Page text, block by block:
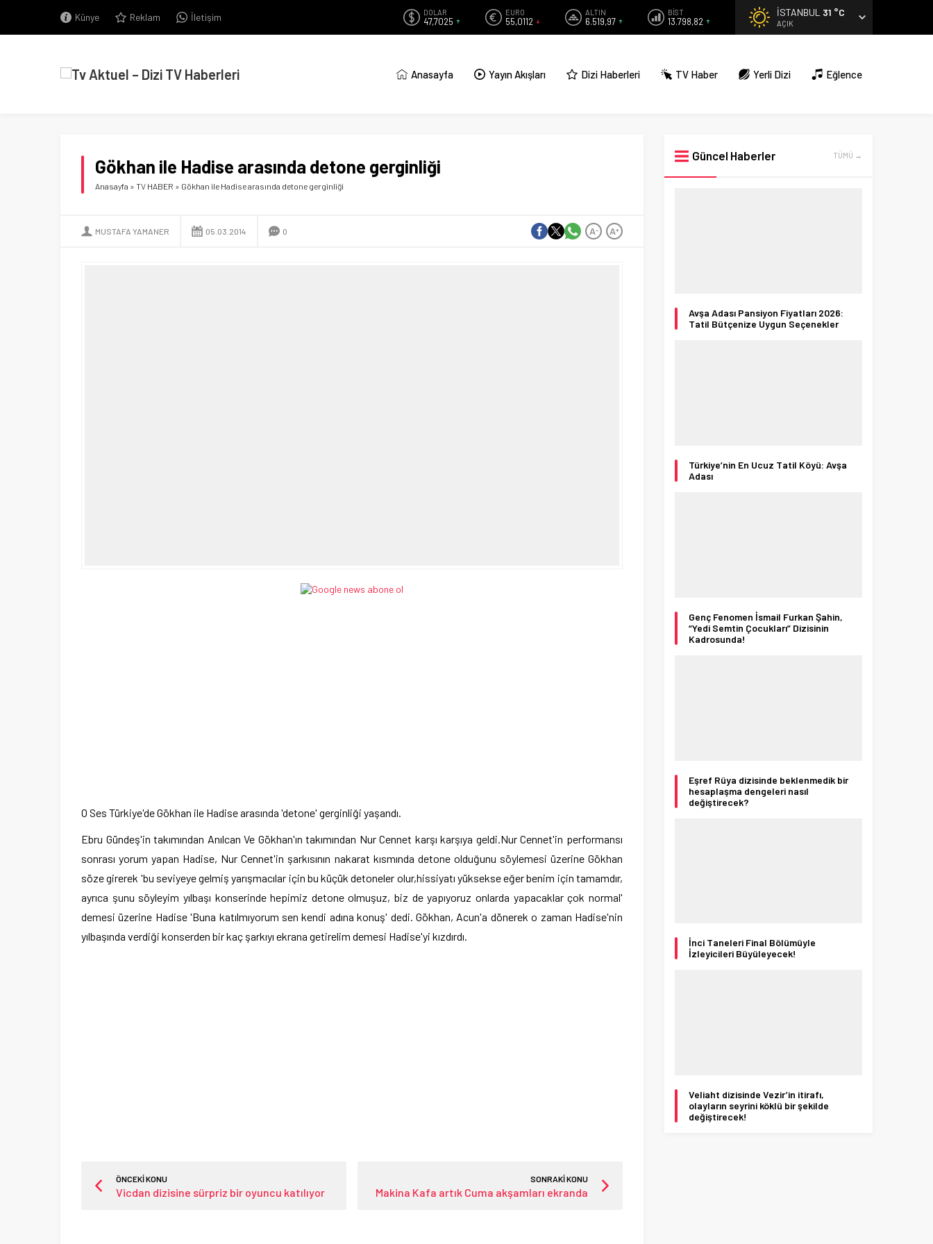
Künye Reklam İletişim DOLAR
47,7025
EURO
55,0112
ALTIN
6.519,97
BİST
13.798,82
İSTANBUL 31 °C
AÇIK
Anasayfa Yayın Akışları Dizi Haberleri TV Haber Yerli Dizi Eğlence
Gökhan ile Hadise arasında detone gerginliği
Anasayfa » TV HABER » Gökhan ile Hadise arasında detone gerginliği
MUSTAFA YAMANER 05.03.2014 0 A+
A-
O Ses Türkiye'de Gökhan ile Hadise arasında 'detone' gerginliği yaşandı.
Ebru Gündeş'in takımından Anılcan Ve Gökhan'ın takımından Nur Cennet karşı karşıya geldi.Nur Cennet'in performansı
sonrası yorum yapan Hadise, Nur Cennet'in şarkısının nakarat kısmında detone olduğunu söylemesi üzerine Gökhan
söze girerek 'bu seviyeye gelmiş yarışmacılar için bu küçük detoneler olur,hissiyatı yüksekse eğer benim için tamamdır,
ayrıca şunu söyleyim yılbaşı konserinde hepimiz detone olmuşuz, biz de yapıyoruz onlarda yapacaklar çok normal'
demesi üzerine Hadise 'Buna katılmıyorum sen kendi adına konuş' dedi. Gökhan, Acun'a dönerek o zaman Hadise'nin
yılbaşında verdiği konserden bir kaç şarkıyı ekrana getirelim demesi Hadise'yi kızdırdı.
ÖNCEKİ KONU
Vicdan dizisine sürpriz bir oyuncu katılıyor
SONRAKİ KONU
Makina Kafa artık Cuma akşamları ekranda
Güncel Haberler TÜMÜ →
Avşa Adası Pansiyon Fiyatları 2026:
Tatil Bütçenize Uygun Seçenekler
Türkiye’nin En Ucuz Tatil Köyü: Avşa
Adası
Genç Fenomen İsmail Furkan Şahin,
“Yedi Semtin Çocukları” Dizisinin
Kadrosunda!
Eşref Rüya dizisinde beklenmedik bir
hesaplaşma dengeleri nasıl
değiştirecek?
İnci Taneleri Final Bölümüyle
İzleyicileri Büyüleyecek!
Veliaht dizisinde Vezir’in itirafı,
olayların seyrini köklü bir şekilde
değiştirecek!